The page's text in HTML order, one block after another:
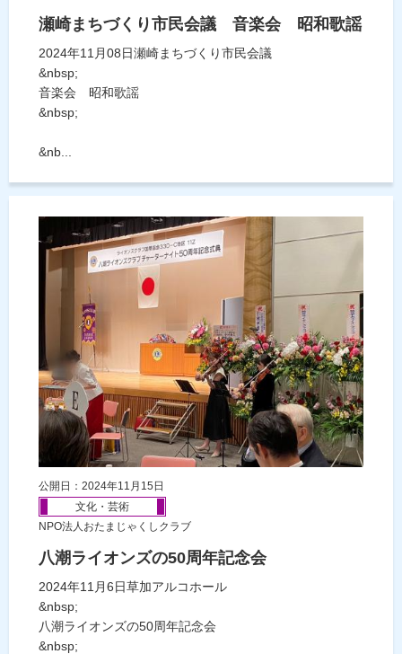
瀬崎まちづくり市民会議 音楽会 昭和歌謡
2024年11月08日瀬崎まちづくり市民会議
&nbsp;
音楽会 昭和歌謡
&nbsp;
&nb...
公開日：2024年11月15日
文化・芸術
NPO法人おたまじゃくしクラブ
八潮ライオンズの50周年記念会
2024年11月6日草加アルコホール
&nbsp;
八潮ライオンズの50周年記念会
&nbsp;